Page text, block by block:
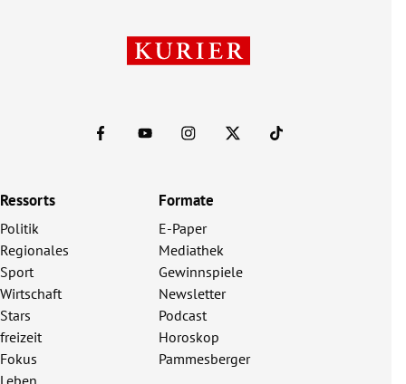
Ressorts
Politik
Regionales
Sport
Wirtschaft
Stars
freizeit
Fokus
Leben
Formate
E-Paper
Mediathek
Gewinnspiele
Newsletter
Podcast
Horoskop
Pammesberger